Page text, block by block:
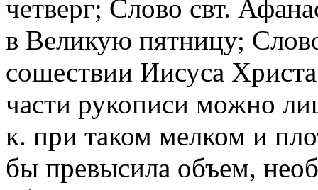
четверг; Слово свт.
в Великую пятницу;
сошествии Иисуса
части рукописи можно
к. при таком мелком и
бы превысила объем,